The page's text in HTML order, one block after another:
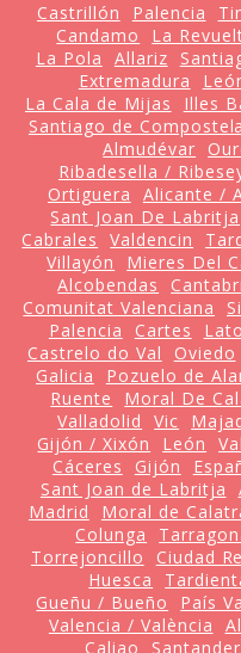
Castrillón Palencia
Candamo
La
La Pola
Allariz
Extremadura
La Cala de Mijas
Illes
Santiago de Compostela
Almudévar
Ribadesella /
Ortiguera
Alicante /
Sant Joan De Labritja
Cabrales
Valdencin
Villayón
Mieres Del
Alcobendas
Comunitat Valenciana
Palencia
Cartes
Castrelo do Val
Oviedo
Galicia
Pozuelo de
Ruente
Moral De
Valladolid
Vic
Gijón / Xixón
León
Cáceres
Gijón
Sant Joan de Labritja
Madrid
Moral de
Colunga
Torrejoncillo
Ciudad
Huesca
Gueñu / Bueño
País
Valencia / València
Caliao
Santander